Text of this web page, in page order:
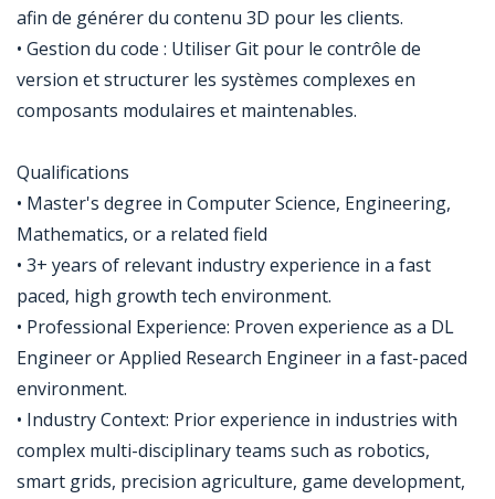
afin de générer du contenu 3D pour les clients.
• Gestion du code : Utiliser Git pour le contrôle de
version et structurer les systèmes complexes en
composants modulaires et maintenables.
Qualifications
• Master's degree in Computer Science, Engineering,
Mathematics, or a related field
• 3+ years of relevant industry experience in a fast
paced, high growth tech environment.
• Professional Experience: Proven experience as a DL
Engineer or Applied Research Engineer in a fast-paced
environment.
• Industry Context: Prior experience in industries with
complex multi-disciplinary teams such as robotics,
smart grids, precision agriculture, game development,